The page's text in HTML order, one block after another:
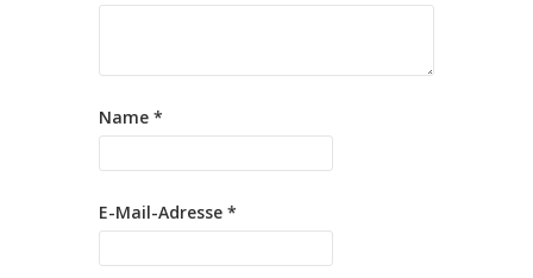
Name *
E-Mail-Adresse *